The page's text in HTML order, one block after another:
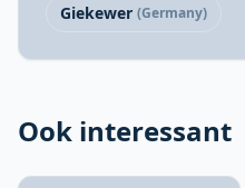
Giekewer (Germany)
Ook interessant